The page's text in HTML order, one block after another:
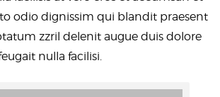
odio dignissim qui blandit praesent
zzril delenit augue duis dolore
nulla facilisi.